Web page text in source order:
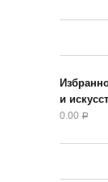
и
0.00 Р